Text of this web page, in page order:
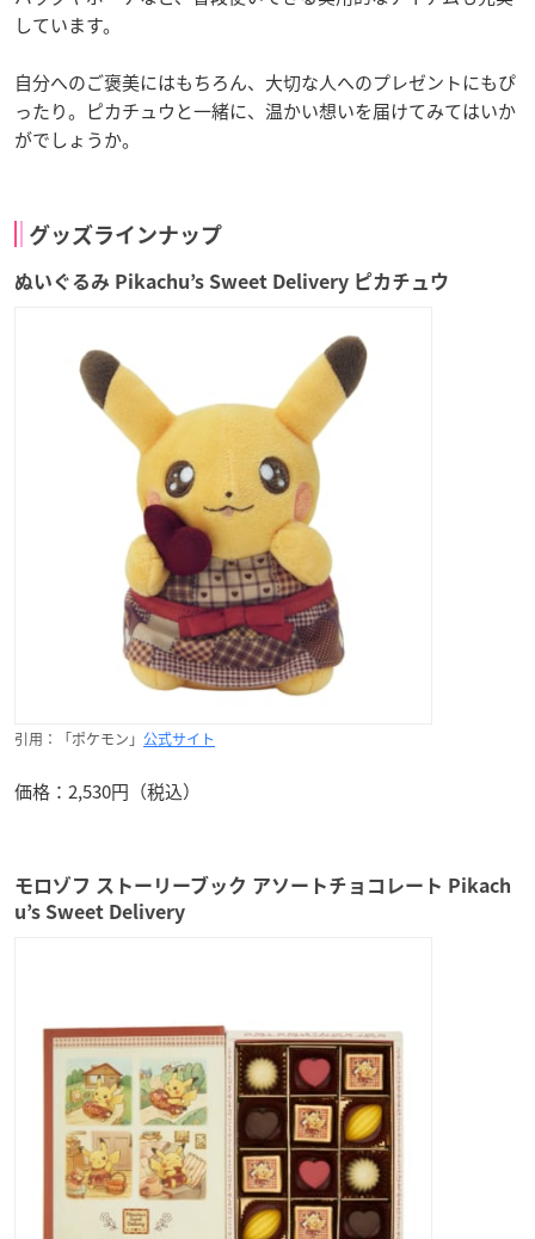
しています。
自分へのご褒美にはもちろん、大切な人へのプレゼントにもぴ
ったり。ピカチュウと一緒に、温かい想いを届けてみてはいか
がでしょうか。
グッズラインナップ
ぬいぐるみ Pikachu’s Sweet Delivery ピカチュウ
引用：「ポケモン」 公式サイト
価格：2,530円（税込）
モロゾフ ストーリーブック アソートチョコレート Pikach
u’s Sweet Delivery